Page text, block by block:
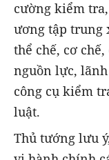
cường kiểm
ương tập trung
thể chế, cơ
nguồn lực,
công cụ kiểm
luật.
Thủ tướng lưu